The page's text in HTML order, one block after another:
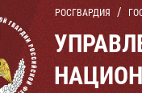
РОСГВАРДИЯ